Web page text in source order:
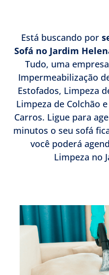
Está buscando por
Sofá no Jardim
Tudo, uma
Impermeabilização
Estofados, Limpeza
Limpeza de Colchão
Carros. Ligue para
minutos o seu sofá
você poderá
Limpeza no